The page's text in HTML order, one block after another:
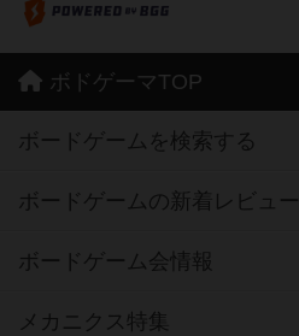
ボドゲーマTOP
ボードゲームを検索する
ボードゲームの新着レビュー
ボードゲーム会情報
メカニクス特集